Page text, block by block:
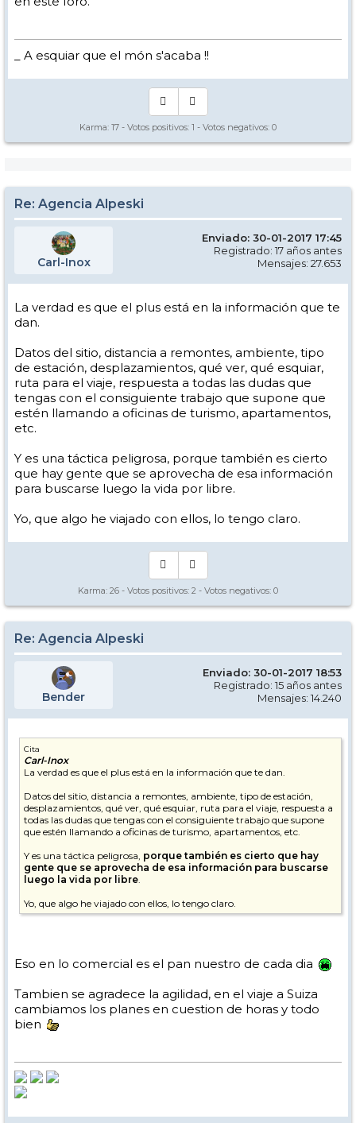
_ A esquiar que el món s'acaba !!
Karma: 17 - Votos positivos: 1 - Votos negativos: 0
Re: Agencia Alpeski
Carl-Inox
Enviado: 30-01-2017 17:45
Registrado: 17 años antes
Mensajes: 27.653
La verdad es que el plus está en la información que te
dan.
Datos del sitio, distancia a remontes, ambiente, tipo
de estación, desplazamientos, qué ver, qué esquiar,
ruta para el viaje, respuesta a todas las dudas que
tengas con el consiguiente trabajo que supone que
estén llamando a oficinas de turismo, apartamentos,
etc.
Y es una táctica peligrosa, porque también es cierto
que hay gente que se aprovecha de esa información
para buscarse luego la vida por libre.
Yo, que algo he viajado con ellos, lo tengo claro.
Karma: 26 - Votos positivos: 2 - Votos negativos: 0
Re: Agencia Alpeski
Bender
Enviado: 30-01-2017 18:53
Registrado: 15 años antes
Mensajes: 14.240
Cita
Carl-Inox
La verdad es que el plus está en la información que te dan.
Datos del sitio, distancia a remontes, ambiente, tipo de estación,
desplazamientos, qué ver, qué esquiar, ruta para el viaje, respuesta a
todas las dudas que tengas con el consiguiente trabajo que supone
que estén llamando a oficinas de turismo, apartamentos, etc.
Y es una táctica peligrosa, porque también es cierto que hay
gente que se aprovecha de esa información para buscarse
luego la vida por libre
Yo, que algo he viajado con ellos, lo tengo claro.
Eso en lo comercial es el pan nuestro de cada dia
Tambien se agradece la agilidad, en el viaje a Suiza
cambiamos los planes en cuestion de horas y todo
bien